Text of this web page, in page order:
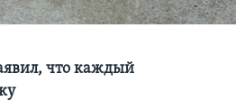
что каждый